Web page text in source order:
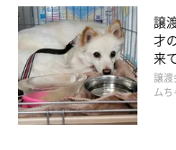
るようになったりと、散歩
飼い主さんは、微笑ましく
うです。
譲
才
来
譲渡
ム